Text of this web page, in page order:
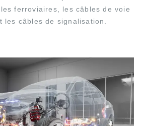
ferroviaires, les câbles de voie
les câbles de signalisation.